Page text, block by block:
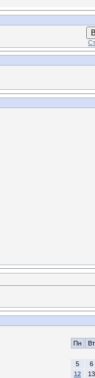
Пн Вт
5
6
12
13